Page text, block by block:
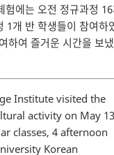
험에는 오전 정규과정
1개 반 학생들이 참여하
하여 즐거운 시간을 보냈
Institute visited the
activity on May
classes, 4 afternoon
Korean